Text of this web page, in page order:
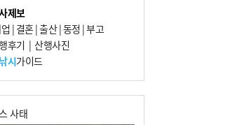
년 역사인데…전교생 24명 아
기로
인신매매 경유지’ 된 부산…
로
커진 경찰, 방치사건 해결 부
전
제보
| 결혼|출산|동정 |부고
후기 | 산행사진
낚시가이드
사태